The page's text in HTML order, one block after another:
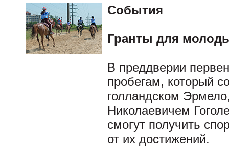
События
Гранты для
В преддверии
пробегам, который
голландском
Николаевичем
смогут получить
от их достижений.